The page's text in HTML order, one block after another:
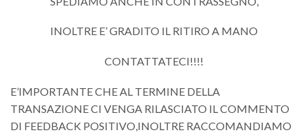
INOLTRE E’ GRADITO IL RITIRO A MANO
CONTATTATECI!!!!
E’IMPORTANTE CHE AL TERMINE DELLA
TRANSAZIONE CI VENGA RILASCIATO IL COMMENTO
DI FEEDBACK POSITIVO,INOLTRE RACCOMANDIAMO